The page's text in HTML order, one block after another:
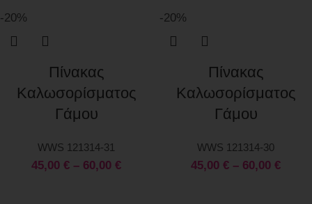
-20%
Πίνακας
Καλωσορίσματος
Γάμου
WWS 121314-31
45,00 € – 60,00 €
-20%
Πίνακας
Καλωσορίσματος
Γάμου
WWS 121314-30
45,00 € – 60,00 €